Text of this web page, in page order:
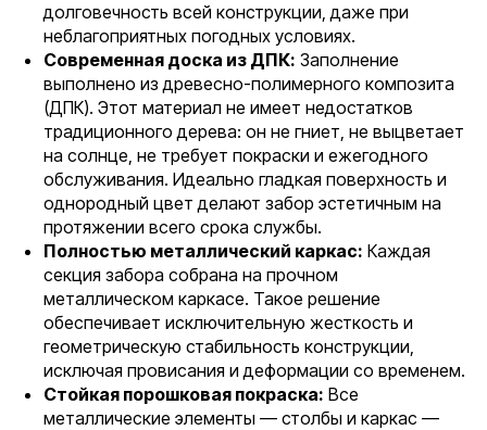
долговечность всей конструкции, даже при
неблагоприятных погодных условиях.
Современная доска из ДПК: Заполнение
выполнено из древесно-полимерного композита
(ДПК). Этот материал не имеет недостатков
традиционного дерева: он не гниет, не выцветает
на солнце, не требует покраски и ежегодного
обслуживания. Идеально гладкая поверхность и
однородный цвет делают забор эстетичным на
протяжении всего срока службы.
Полностью металлический каркас: Каждая
секция забора собрана на прочном
металлическом каркасе. Такое решение
обеспечивает исключительную жесткость и
геометрическую стабильность конструкции,
исключая провисания и деформации со временем.
Стойкая порошковая покраска: Все
металлические элементы — столбы и каркас —